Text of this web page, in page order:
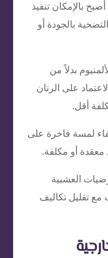
بالإمكان تنفيذ
بالجودة أو
بدلاً من
على الرتان
أقل.
لمسة فاخرة على
معقدة أو مكلفة.
العشبية
تقليل تكاليف